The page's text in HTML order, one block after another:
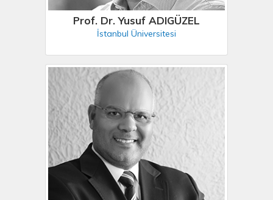
Prof. Dr. Yusuf ADIGÜZEL
İstanbul Üniversitesi